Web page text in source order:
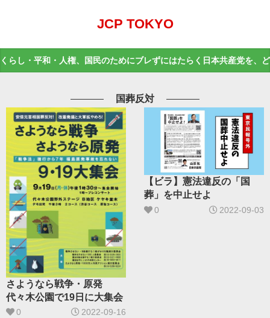
JCP TOKYO
くらし・平和・人権、国民のためにブレずにはたらく日本共産党を、
国葬反対
さようなら戦争・原発
代々木公園で19日に大集会
0 2022-09-16
【ビラ】憲法違反の「国
葬」を中止せよ
0 2022-09-03